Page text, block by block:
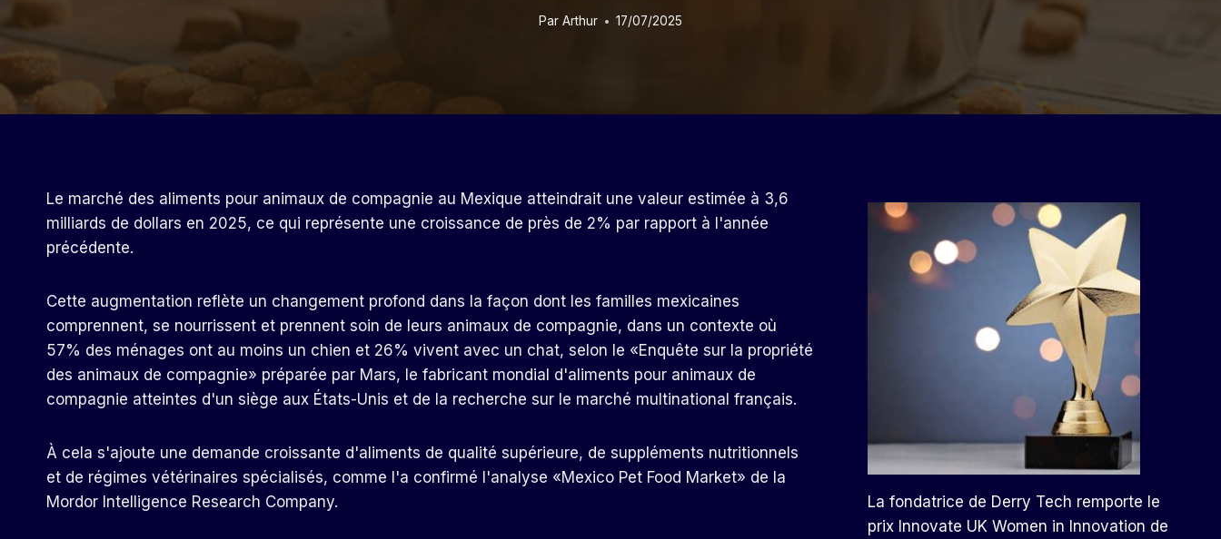
Par Arthur 17/07/2025
Le marché des aliments pour animaux de compagnie au Mexique atteindrait une valeur estimée à 3,6
milliards de dollars en 2025, ce qui représente une croissance de près de 2% par rapport à l'année
précédente.
Cette augmentation reflète un changement profond dans la façon dont les familles mexicaines
comprennent, se nourrissent et prennent soin de leurs animaux de compagnie, dans un contexte où
57% des ménages ont au moins un chien et 26% vivent avec un chat, selon le «Enquête sur la propriété
des animaux de compagnie» préparée par Mars, le fabricant mondial d'aliments pour animaux de
compagnie atteintes d'un siège aux États-Unis et de la recherche sur le marché multinational français.
À cela s'ajoute une demande croissante d'aliments de qualité supérieure, de suppléments nutritionnels
et de régimes vétérinaires spécialisés, comme l'a confirmé l'analyse «Mexico Pet Food Market» de la
Mordor Intelligence Research Company.
La fondatrice de Derry Tech remporte le
prix Innovate UK Women in Innovation de